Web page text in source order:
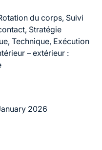
du corps, Suivi
Stratégie
Technique, Exécution
– extérieur :
2026